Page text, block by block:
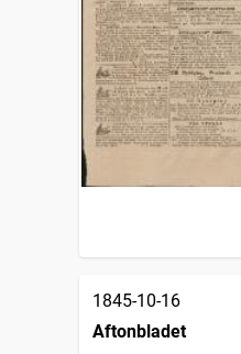
1845-10-16
Aftonbladet